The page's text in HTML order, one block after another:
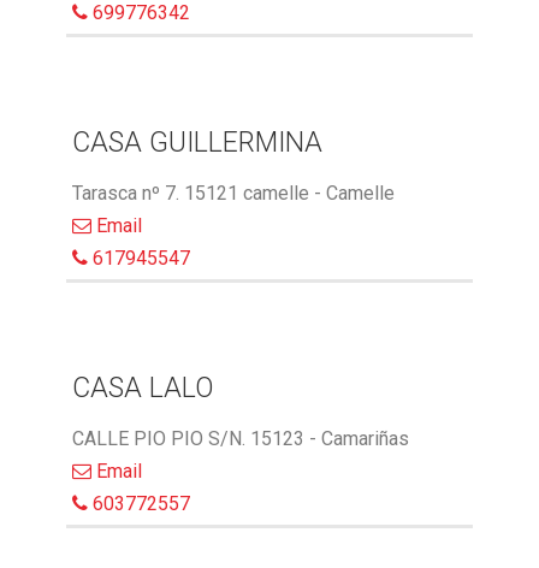
699776342
CASA GUILLERMINA
Tarasca nº 7. 15121 camelle - Camelle
Email
617945547
CASA LALO
CALLE PIO PIO S/N. 15123 - Camariñas
Email
603772557